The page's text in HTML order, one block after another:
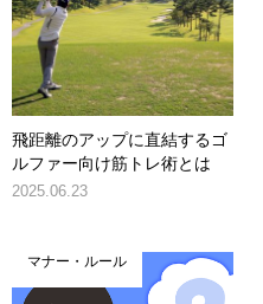
飛距離のアップに直結するゴ
ルファー向け筋トレ術とは
2025.06.23
マナー・ルール